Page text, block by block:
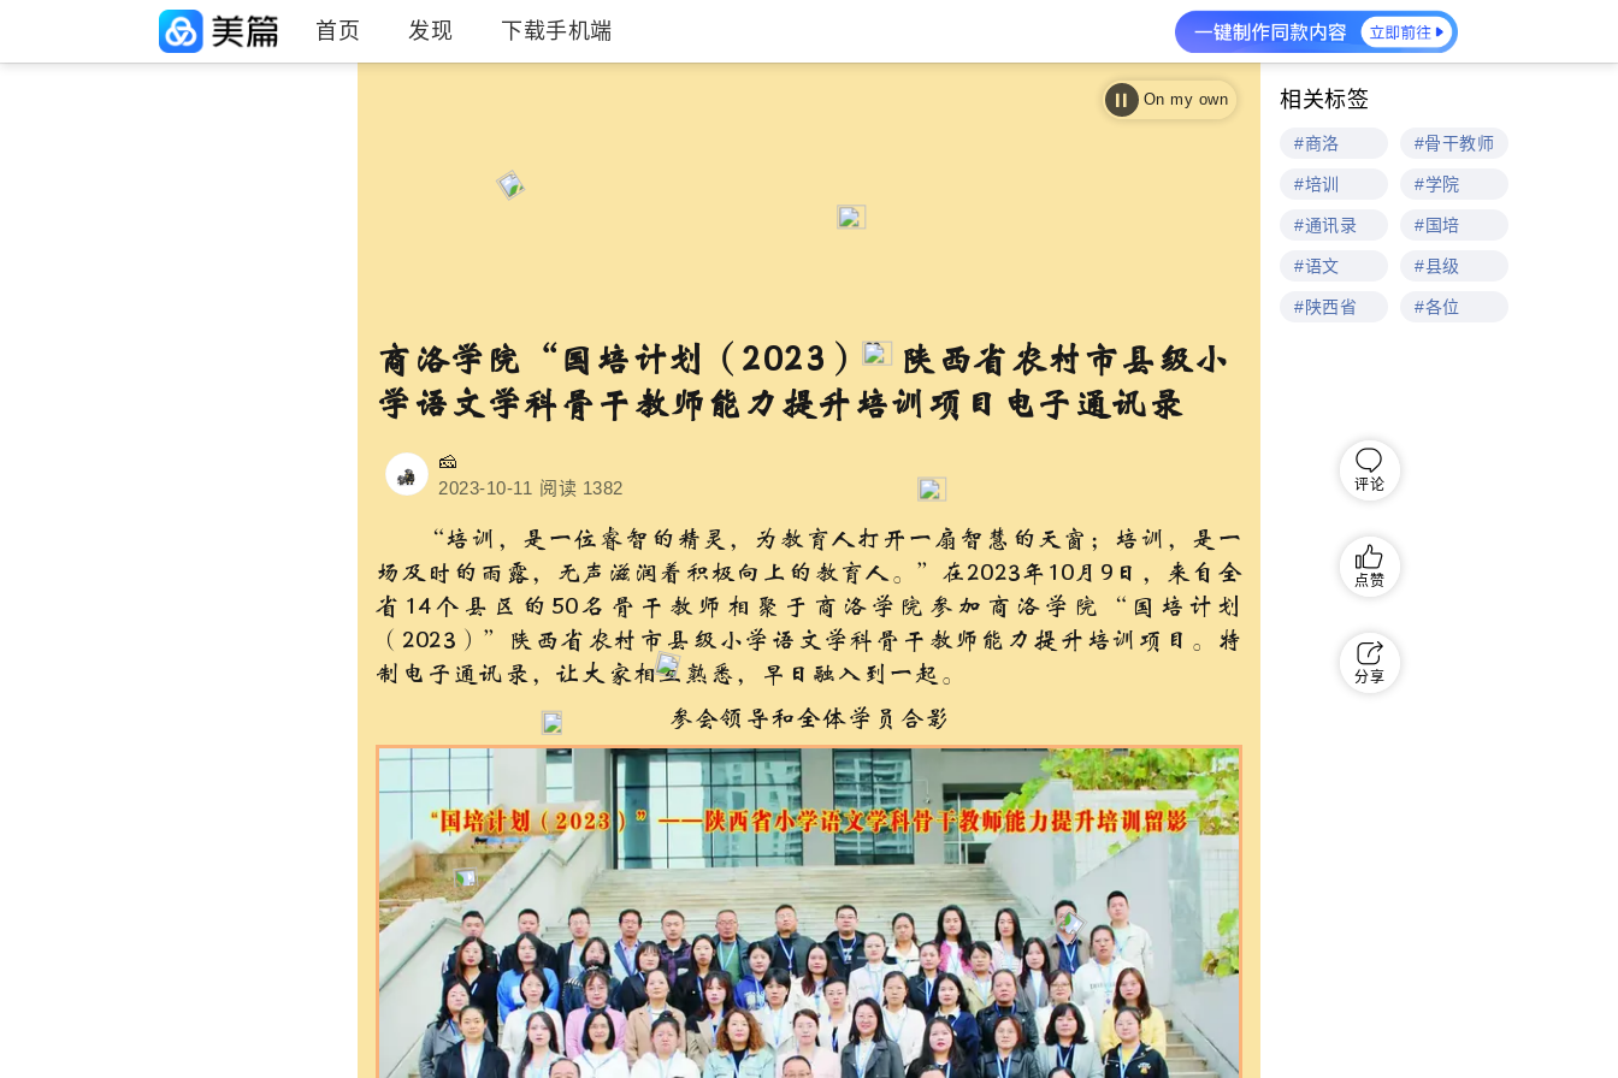
首页 发现 下载手机端
On my own
商洛学院“国培计划（2023）”陕西省农村市县级小
学语文学科骨干教师能力提升培训项目电子通讯录
🧀
2023-10-11 阅读 1382
“培训，是一位睿智的精灵，为教育人打开一扇智慧的天窗；培训，是一
场及时的雨露，无声滋润着积极向上的教育人。”在2023年10月9日，来自全
省14个县区的50名骨干教师相聚于商洛学院参加商洛学院“国培计划
（2023）”陕西省农村市县级小学语文学科骨干教师能力提升培训项目。特
制电子通讯录，让大家相互熟悉，早日融入到一起。
参会领导和全体学员合影
评论
点赞
分享
相关标签
#商洛 #骨干教师
#培训 #学院
#通讯录 #国培
#语文 #县级
#陕西省 #各位